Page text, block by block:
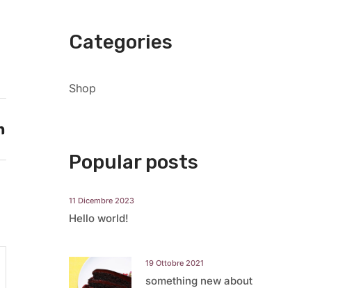
Categories
Shop
Popular posts
11 Dicembre 2023
Hello world!
19 Ottobre 2021
something new about